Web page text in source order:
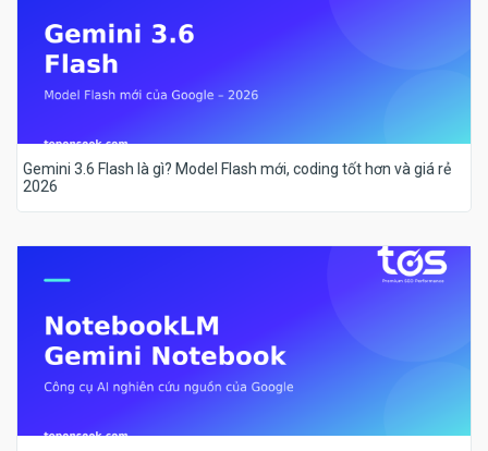
Gemini 3.6 Flash là gì? Model Flash mới, coding tốt hơn và giá rẻ
2026